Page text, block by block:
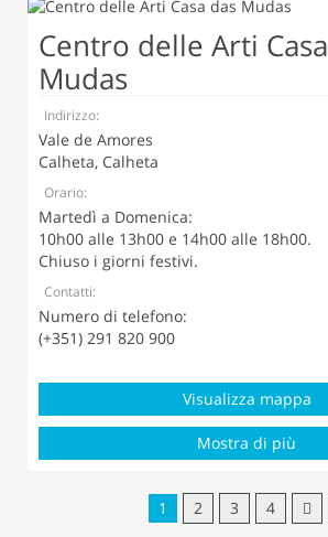
Centro delle Arti
Mudas
Indirizzo:
Vale de Amores
Calheta, Calheta
Orario:
Martedì a Domenica:
10h00 alle 13h00 e 14h00 alle 18h00.
Chiuso i giorni festivi.
Contatti:
Numero di telefono:
(+351) 291 820 900
Visualizza mappa
Mostra di più
1 2 3 4